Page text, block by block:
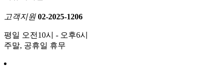
고객지원 02-2025-1206
평일 오전10시 - 오후6시
주말, 공휴일 휴무